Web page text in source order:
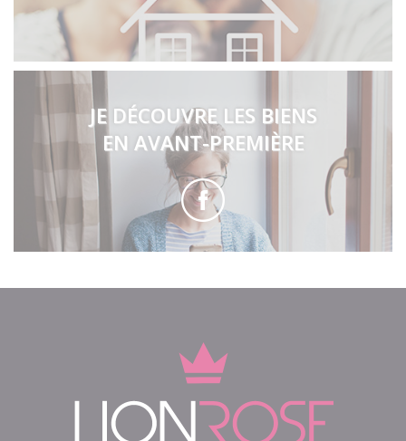
JE DÉCOUVRE LES BIENS
EN AVANT-PREMIÈRE